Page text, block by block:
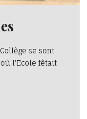
se sont
l'Ecole fêtait